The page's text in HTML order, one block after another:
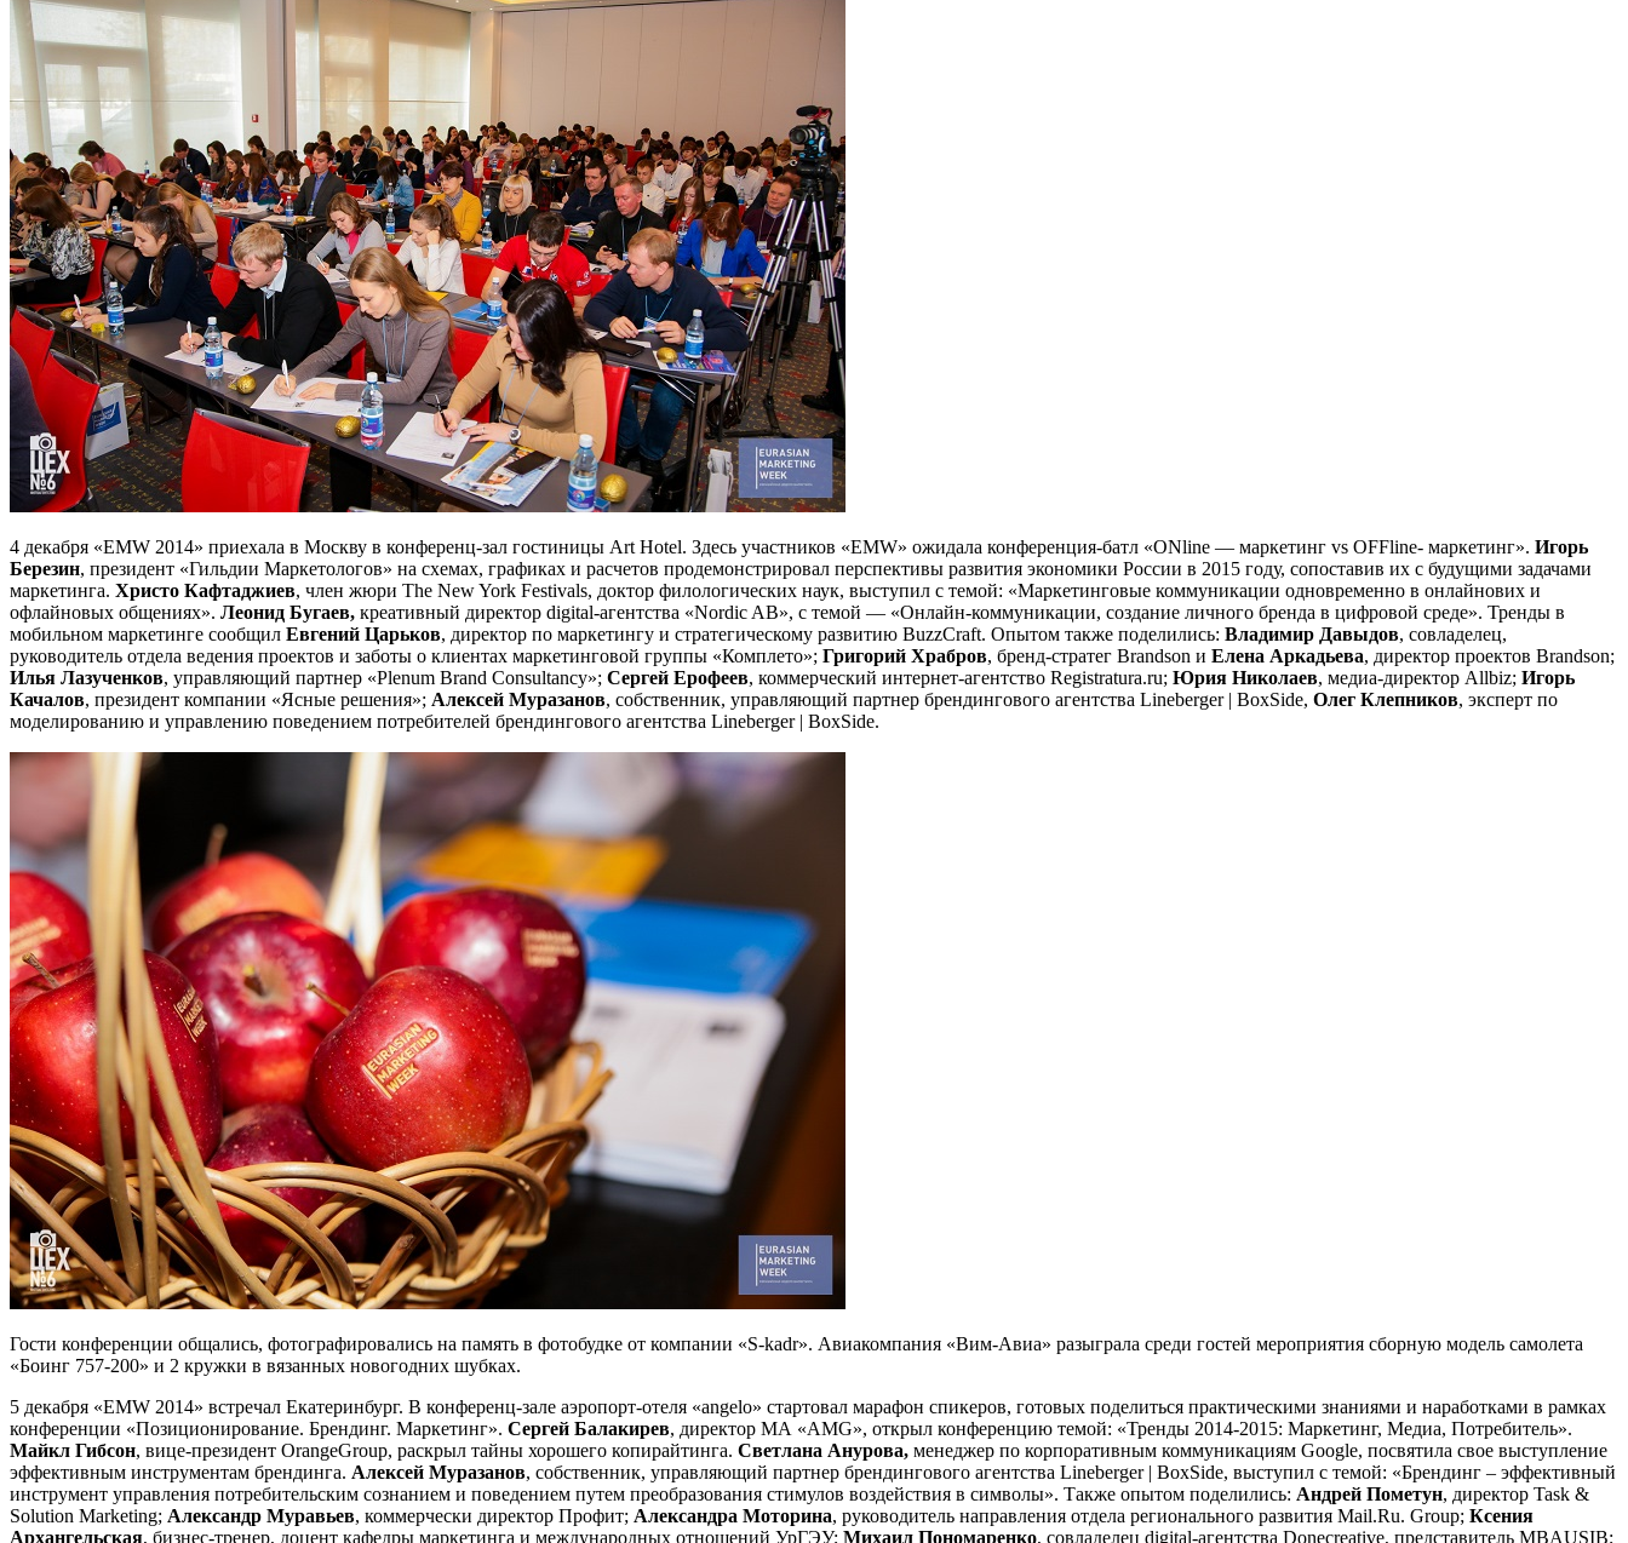
4 декабря «EMW 2014» приехала в Москву в конференц-зал гостиницы Art Hotel. Здесь участников «EMW» ожидала конференция-батл «ONline — маркетинг vs OFFline- маркетинг». Игорь
Березин, президент «Гильдии Маркетологов» на схемах, графиках и расчетов продемонстрировал перспективы развития экономики России в 2015 году, сопоставив их с будущими задачами
маркетинга. Христо Кафтаджиев, член жюри The New York Festivals, доктор филологических наук, выступил с темой: «Маркетинговые коммуникации одновременно в онлайнових и
офлайновых общениях». Леонид Бугаев, креативный директор digital-агентства «Nordic AB», с темой — «Онлайн-коммуникации, создание личного бренда в цифровой среде». Тренды в
мобильном маркетинге сообщил Евгений Царьков, директор по маркетингу и стратегическому развитию BuzzCraft. Опытом также поделились: Владимир Давыдов, совладелец,
руководитель отдела ведения проектов и заботы о клиентах маркетинговой группы «Комплето»; Григорий Храбров, бренд-стратег Brandson и Елена Аркадьева, директор проектов Brandson;
Илья Лазученков, управляющий партнер «Plenum Brand Consultancy»; Сергей Ерофеев, коммерческий интернет-агентство Registratura.ru; Юрия Николаев, медиа-директор Allbiz; Игорь
Качалов, президент компании «Ясные решения»; Алексей Муразанов, собственник, управляющий партнер брендингового агентства Lineberger | BoxSide, Олег Клепников, эксперт по
моделированию и управлению поведением потребителей брендингового агентства Lineberger | BoxSide.
Гости конференции общались, фотографировались на память в фотобудке от компании «S-kadr». Авиакомпания «Вим-Авиа» разыграла среди гостей мероприятия сборную модель самолета
«Боинг 757-200» и 2 кружки в вязанных новогодних шубках.
5 декабря «EMW 2014» встречал Екатеринбург. В конференц-зале аэропорт-отеля «аngelo» стартовал марафон спикеров, готовых поделиться практическими знаниями и наработками в рамках
конференции «Позиционирование. Брендинг. Маркетинг». Сергей Балакирев, директор МА «AMG», открыл конференцию темой: «Тренды 2014-2015: Маркетинг, Медиа, Потребитель».
Майкл Гибсон, вице-президент OrangeGroup, раскрыл тайны хорошего копирайтинга. Светлана Анурова, менеджер по корпоративным коммуникациям Google, посвятила свое выступление
эффективным инструментам брендинга. Алексей Муразанов, собственник, управляющий партнер брендингового агентства Lineberger | BoxSide, выступил с темой: «Брендинг – эффективный
инструмент управления потребительским сознанием и поведением путем преобразования стимулов воздействия в символы». Также опытом поделились: Андрей Пометун, директор Task &
Solution Marketing; Александр Муравьев, коммерчески директор Профит; Александра Моторина, руководитель направления отдела регионального развития Mail.Ru. Group; Ксения
Архангельская, бизнес-тренер, доцент кафедры маркетинга и международных отношений УрГЭУ; Михаил Пономаренко, совладелец digital-агентства Donecreаtive, представитель MBAUSIB;